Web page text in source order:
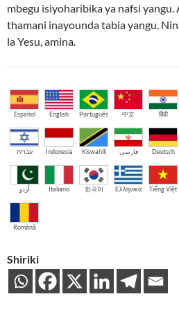
mbegu isiyoharibika ya nafsi
thamani inayounda tabia yangu.
la Yesu, amina.
Español English Português 中文 हिंदी
עברית Indonesia Kiswahili فارسی Deutsch
اُردو Italiano 한국어 Ελληνικά Tiếng Việt
Română
Shiriki